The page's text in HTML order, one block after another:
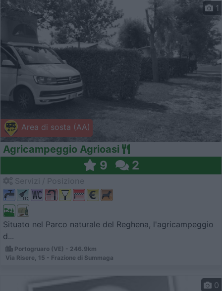
Area di sosta (AA)
1
Agricampeggio Agrioasi
9 2
Situato nel Parco naturale del Reghena, l'agricampeggio
d...
Portogruaro (VE) - 246.9km
Via Risere, 15 - Frazione di Summaga
0